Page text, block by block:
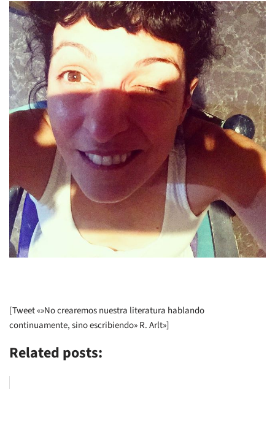
[Tweet «»No crearemos nuestra literatura hablando
continuamente, sino escribiendo» R. Arlt»]
Related posts: